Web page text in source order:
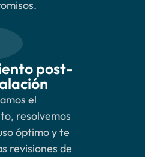
post-
el
resolvemos
óptimo y te
revisiones de